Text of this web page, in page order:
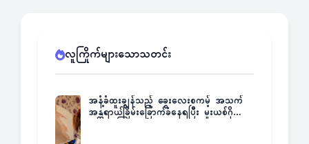
လူကြိုက်များသောသတင်း
အနံ့ခံထူးချွန်သည့် ခွေးလေးစကမ့် အသက်
အန္တရာယ်ခြိမ်းခြောက်ခံနေရပြီး မူးယစ်ဂိုဏ်း